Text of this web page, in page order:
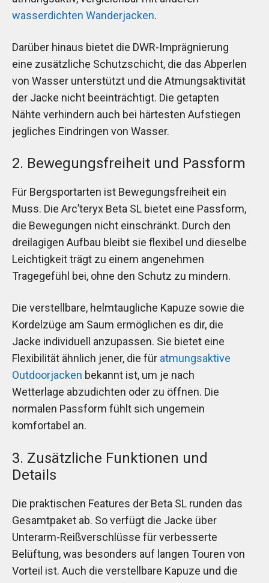
wasserdichten Wanderjacken.
Darüber hinaus bietet die DWR-Imprägnierung
eine zusätzliche Schutzschicht, die das Abperlen
von Wasser unterstützt und die Atmungsaktivität
der Jacke nicht beeinträchtigt. Die getapten
Nähte verhindern auch bei härtesten Aufstiegen
jegliches Eindringen von Wasser.
2. Bewegungsfreiheit und Passform
Für Bergsportarten ist Bewegungsfreiheit ein
Muss. Die Arc’teryx Beta SL bietet eine Passform,
die Bewegungen nicht einschränkt. Durch den
dreilagigen Aufbau bleibt sie flexibel und dieselbe
Leichtigkeit trägt zu einem angenehmen
Tragegefühl bei, ohne den Schutz zu mindern.
Die verstellbare, helmtaugliche Kapuze sowie die
Kordelzüge am Saum ermöglichen es dir, die
Jacke individuell anzupassen. Sie bietet eine
Flexibilität ähnlich jener, die für atmungsaktive
Outdoorjacken bekannt ist, um je nach
Wetterlage abzudichten oder zu öffnen. Die
normalen Passform fühlt sich ungemein
komfortabel an.
3. Zusätzliche Funktionen und
Details
Die praktischen Features der Beta SL runden das
Gesamtpaket ab. So verfügt die Jacke über
Unterarm-Reißverschlüsse für verbesserte
Belüftung, was besonders auf langen Touren von
Vorteil ist. Auch die verstellbare Kapuze und die